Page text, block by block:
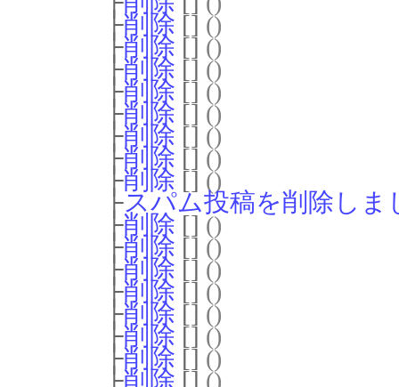
├削除 [] ()
├削除 [] ()
├削除 [] ()
├削除 [] ()
├削除 [] ()
├削除 [] ()
├削除 [] ()
├削除 [] ()
├スパム投稿を削除しま
├削除 [] ()
├削除 [] ()
├削除 [] ()
├削除 [] ()
├削除 [] ()
├削除 [] ()
├削除 [] ()
├削除 [] ()